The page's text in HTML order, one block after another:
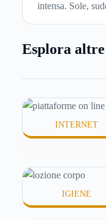
intensa. Sole,
frequenti e aria
meno
o difficili da
Esplora
INTERNET
IGIENE